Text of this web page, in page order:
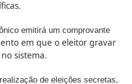
emitirá um comprovante
em que o eleitor gravar
sistema.
de eleições secretas,